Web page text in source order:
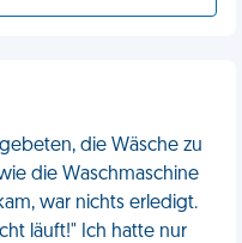
die Wäsche zu
die Waschmaschine
war nichts erledigt.
läuft!" Ich hatte nur